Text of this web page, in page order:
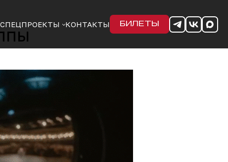
СПЕЦПРОЕКТЫ КОНТАКТЫ БИЛЕТЫ